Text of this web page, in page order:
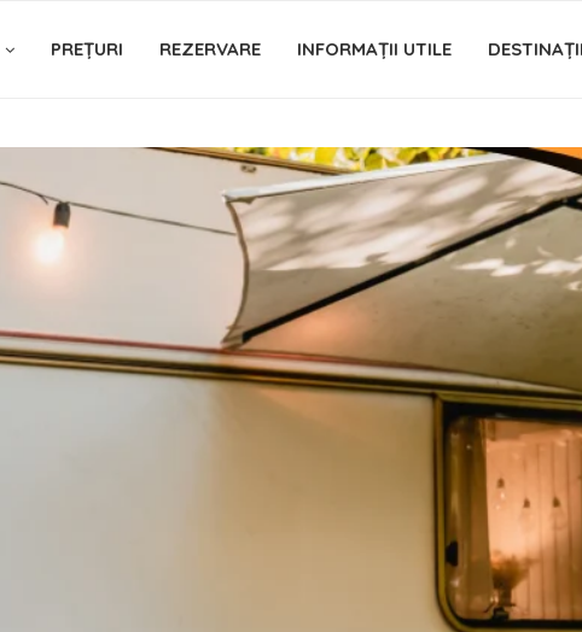
PREȚURI REZERVARE INFORMAȚII UTILE DESTINAȚII